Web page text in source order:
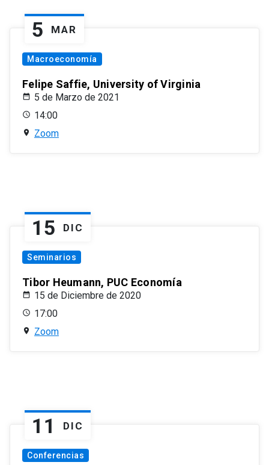
5 MAR
Macroeconomía
Felipe Saffie, University of Virginia
5 de Marzo de 2021
14:00
Zoom
15 DIC
Seminarios
Tibor Heumann, PUC Economía
15 de Diciembre de 2020
17:00
Zoom
11 DIC
Conferencias